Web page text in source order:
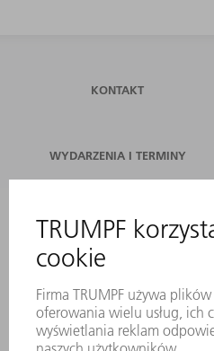
KONTAKT
WYDARZENIA I TERMINY
SERWIS ONLINE
KONTAKT
LOKALIZACJE
WYDARZENIA I TERMINY
SUBSKRYPCJA NEWSLETTERA
MYTRUMPF